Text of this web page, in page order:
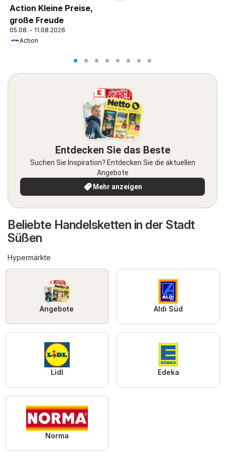
Action Kleine Preise,
große Freude
05.08. - 11.08.2026
Action
Entdecken Sie das Beste
Suchen Sie Inspiration? Entdecken Sie die aktuellen
Angebote
Mehr anzeigen
Beliebte Handelsketten in der Stadt
Süßen
Hypermärkte
Angebote Aldi Süd
Lidl Edeka
Norma